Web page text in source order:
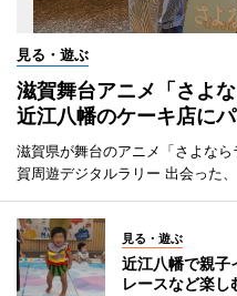
見る・遊ぶ
滋賀舞台アニメ「さよ
近江八幡のケーキ店に
滋賀県が舞台のアニメ「さよな
賀周遊デジタルラリー 出会った
見る・遊ぶ
近江八幡で親
レースなど楽し